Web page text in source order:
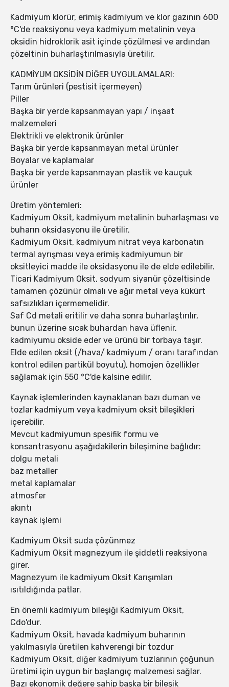
Kadmiyum klorür, erimiş kadmiyum ve klor gazının 600
°C'de reaksiyonu veya kadmiyum metalinin veya
oksidin hidroklorik asit içinde çözülmesi ve ardından
çözeltinin buharlaştırılmasıyla üretilir.
KADMİYUM OKSİDİN DİĞER UYGULAMALARI:
Tarım ürünleri (pestisit içermeyen)
Piller
Başka bir yerde kapsanmayan yapı / inşaat
malzemeleri
Elektrikli ve elektronik ürünler
Başka bir yerde kapsanmayan metal ürünler
Boyalar ve kaplamalar
Başka bir yerde kapsanmayan plastik ve kauçuk
ürünler
Üretim yöntemleri:
Kadmiyum Oksit, kadmiyum metalinin buharlaşması ve
buharın oksidasyonu ile üretilir.
Kadmiyum Oksit, kadmiyum nitrat veya karbonatın
termal ayrışması veya erimiş kadmiyumun bir
oksitleyici madde ile oksidasyonu ile de elde edilebilir.
Ticari Kadmiyum Oksit, sodyum siyanür çözeltisinde
tamamen çözünür olmalı ve ağır metal veya kükürt
safsızlıkları içermemelidir.
Saf Cd metali eritilir ve daha sonra buharlaştırılır,
bunun üzerine sıcak buhardan hava üflenir,
kadmiyumu okside eder ve ürünü bir torbaya taşır.
Elde edilen oksit (/hava/ kadmiyum / oranı tarafından
kontrol edilen partikül boyutu), homojen özellikler
sağlamak için 550 °C'de kalsine edilir.
Kaynak işlemlerinden kaynaklanan bazı duman ve
tozlar kadmiyum veya kadmiyum oksit bileşikleri
içerebilir.
Mevcut kadmiyumun spesifik formu ve
konsantrasyonu aşağıdakilerin bileşimine bağlıdır:
dolgu metali
baz metaller
metal kaplamalar
atmosfer
akıntı
kaynak işlemi
Kadmiyum Oksit suda çözünmez
Kadmiyum Oksit magnezyum ile şiddetli reaksiyona
girer.
Magnezyum ile kadmiyum Oksit Karışımları
ısıtıldığında patlar.
En önemli kadmiyum bileşiği Kadmiyum Oksit,
Cdo'dur.
Kadmiyum Oksit, havada kadmiyum buharının
yakılmasıyla üretilen kahverengi bir tozdur
Kadmiyum Oksit, diğer kadmiyum tuzlarının çoğunun
üretimi için uygun bir başlangıç malzemesi sağlar.
Bazı ekonomik değere sahip başka bir bileşik